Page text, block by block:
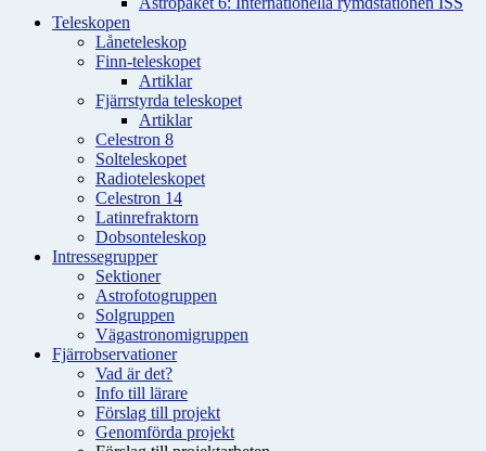
Teleskopen
Låneteleskop
Finn-teleskopet
Artiklar
Fjärrstyrda teleskopet
Artiklar
Celestron 8
Solteleskopet
Radioteleskopet
Celestron 14
Latinrefraktorn
Dobsonteleskop
Intressegrupper
Sektioner
Astrofotogruppen
Solgruppen
Vägastronomigruppen
Fjärrobservationer
Vad är det?
Info till lärare
Förslag till projekt
Genomförda projekt